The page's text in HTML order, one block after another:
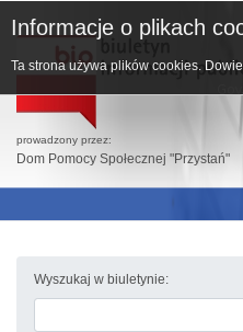
prowadzony przez:
Dom Pomocy Społecznej "Przystań"
Wyszukaj w biuletynie:
Informacje o plikach
Ta strona używa plików cookies.